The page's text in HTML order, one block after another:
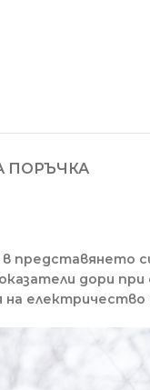
ПОРЪЧКА
представянето
дори
електричество